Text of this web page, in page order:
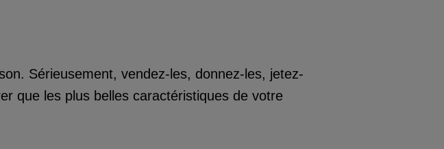
Sérieusement, vendez-les, donnez-les, jetez-
que les plus belles caractéristiques de votre